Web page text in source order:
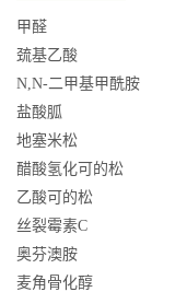
甲醛
巯基乙酸
N,N-二甲基甲酰胺
盐酸胍
地塞米松
醋酸氢化可的松
乙酸可的松
丝裂霉素C
奥芬澳胺
麦角骨化醇